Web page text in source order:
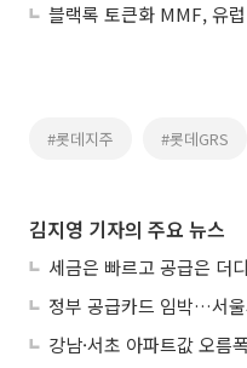
블랙록 토큰화 MMF, 유럽
#롯데지주 #롯데GRS
김지영 기자의 주요 뉴스
세금은 빠르고 공급은 더